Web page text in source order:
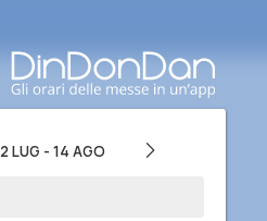
2 LUG - 14 AGO